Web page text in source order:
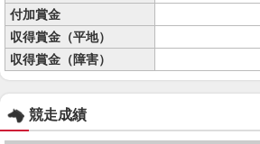
付加賞金
収得賞金（平地）
収得賞金（障害）
競走成績